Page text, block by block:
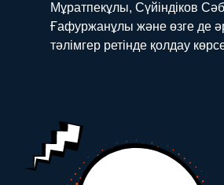
Мұратпекұлы, Сүйіндіков
Ғафуржанұлы және өзге де
тәлімгер ретінде қолдау